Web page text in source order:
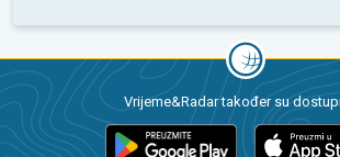
Vrijeme&Radar također su